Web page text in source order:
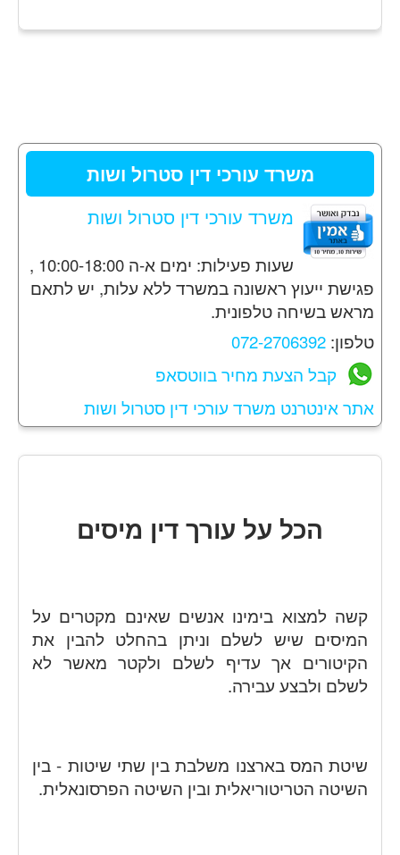
משרד עורכי דין סטרול ושות
משרד עורכי דין סטרול ושות
שעות פעילות: ימים א-ה 10:00-18:00 ,
פגישת ייעוץ ראשונה במשרד ללא עלות, יש לתאם
מראש בשיחה טלפונית.
טלפון: 072-2706392
קבל הצעת מחיר בווטסאפ
אתר אינטרנט משרד עורכי דין סטרול ושות
הכל על עורך דין מיסים
קשה למצוא בימינו אנשים שאינם מקטרים על
המיסים שיש לשלם וניתן בהחלט להבין את
הקיטורים אך עדיף לשלם ולקטר מאשר לא
לשלם ולבצע עבירה.
שיטת המס בארצנו משלבת בין שתי שיטות - בין
השיטה הטריטוריאלית ובין השיטה הפרסונאלית.